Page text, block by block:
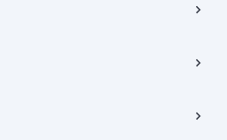
곡로 6(중학동, 트윈트리빌딩) B동 5층
송동 율곡로 24, 7층, 8층 미소
책임은 거래당사자에게 있습니다.